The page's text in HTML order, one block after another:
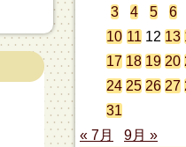
3
4 5 6
10 11 12 13
17 18 19 20
24 25 26 27
31
« 7月
9月 »